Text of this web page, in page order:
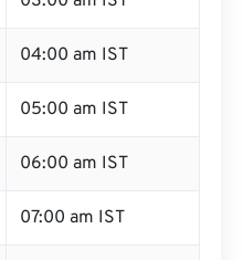
04:00 am IST
05:00 am IST
06:00 am IST
07:00 am IST